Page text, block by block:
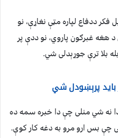
ددفاع لپاره مټې نغاړې، نو
غبرګون پاروي، نو ددې پر
بلا ترې جوړېدلی شي.
پرېښودل شي
نه شي منلی چې دا خبره سمه ده
چې بس ارو مرو به دغه کار کوې.